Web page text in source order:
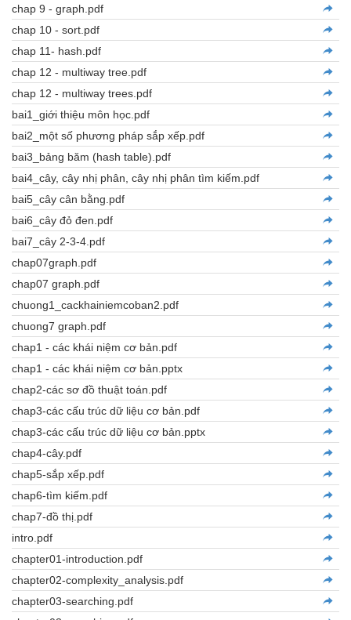
chap 9 - graph.pdf
chap 10 - sort.pdf
chap 11- hash.pdf
chap 12 - multiway tree.pdf
chap 12 - multiway trees.pdf
bai1_giới thiệu môn học.pdf
bai2_một số phương pháp sắp xếp.pdf
bai3_bảng băm (hash table).pdf
bai4_cây, cây nhị phân, cây nhị phân tìm kiếm.pdf
bai5_cây cân bằng.pdf
bai6_cây đỏ đen.pdf
bai7_cây 2-3-4.pdf
chap07graph.pdf
chap07 graph.pdf
chuong1_cackhainiemcoban2.pdf
chuong7 graph.pdf
chap1 - các khái niệm cơ bản.pdf
chap1 - các khái niệm cơ bản.pptx
chap2-các sơ đồ thuật toán.pdf
chap3-các cấu trúc dữ liệu cơ bản.pdf
chap3-các cấu trúc dữ liệu cơ bản.pptx
chap4-cây.pdf
chap5-sắp xếp.pdf
chap6-tìm kiếm.pdf
chap7-đồ thị.pdf
intro.pdf
chapter01-introduction.pdf
chapter02-complexity_analysis.pdf
chapter03-searching.pdf